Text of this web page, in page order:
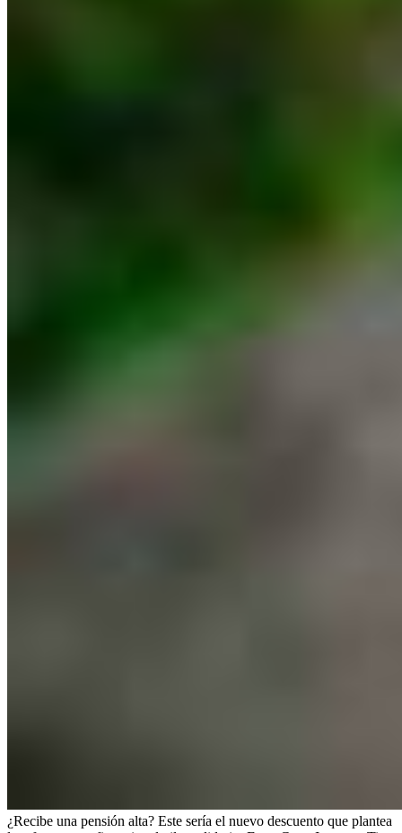
¿Recibe una pensión alta? Este sería el nuevo descuento que plantea